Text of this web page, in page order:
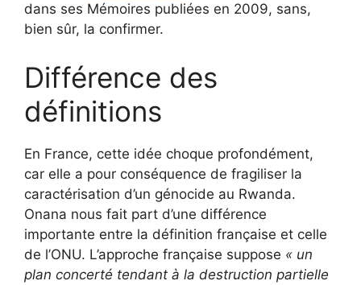
dans ses Mémoires publiées en 2009, sans,
bien sûr, la confirmer.
Différence des
définitions
En France, cette idée choque profondément,
car elle a pour conséquence de fragiliser la
caractérisation d’un génocide au Rwanda.
Onana nous fait part d’une différence
importante entre la définition française et celle
de l’ONU. L’approche française suppose « un
plan concerté tendant à la destruction partielle